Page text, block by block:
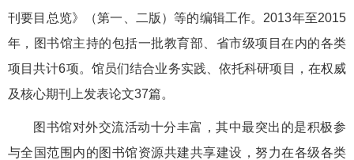
刊要目总览》（第一、二版）等的编辑工作。2013年至2015
年，图书馆主持的包括一批教育部、省市级项目在内的各类
项目共计6项。馆员们结合业务实践、依托科研项目，在权威
及核心期刊上发表论文37篇。
图书馆对外交流活动十分丰富，其中最突出的是积极参
与全国范围内的图书馆资源共建共享建设，努力在各级各类